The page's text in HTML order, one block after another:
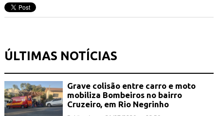
ÚLTIMAS NOTÍCIAS
Grave colisão entre carro e moto
mobiliza Bombeiros no bairro
Cruzeiro, em Rio Negrinho